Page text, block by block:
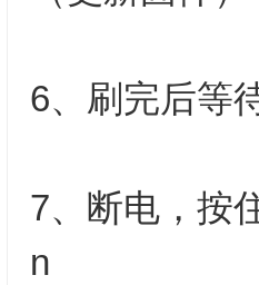
6、刷完后等
7、断电，按
n